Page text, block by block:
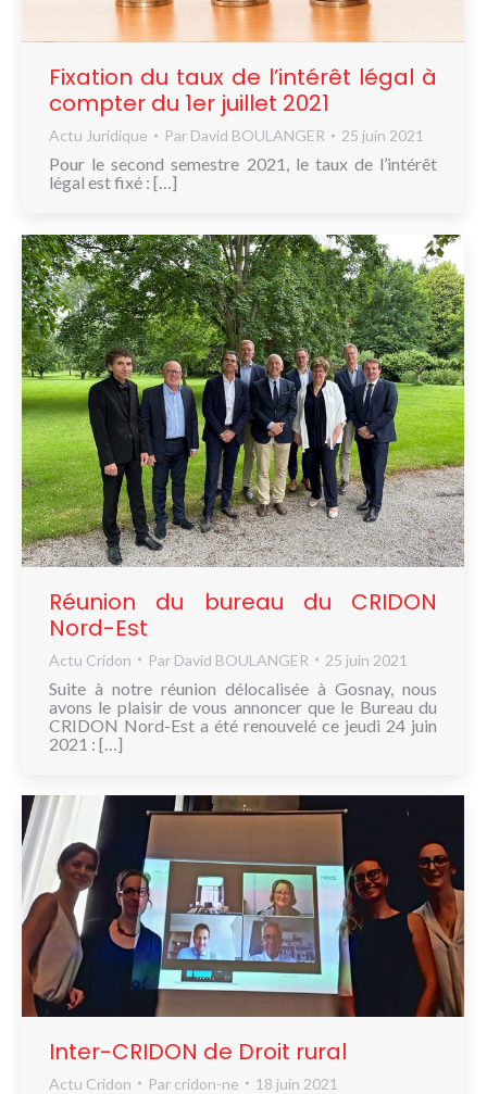
CONNAÎTRE
CONTACT
Fixation du taux de l’intérêt légal à
compter du 1er juillet 2021
Actu Juridique Par David BOULANGER 25 juin 2021
Pour le second semestre 2021, le taux de l’intérêt
légal est fixé : […]
Réunion du bureau du CRIDON
Nord-Est
Actu Cridon Par David BOULANGER 25 juin 2021
Suite à notre réunion délocalisée à Gosnay, nous
avons le plaisir de vous annoncer que le Bureau du
CRIDON Nord-Est a été renouvelé ce jeudi 24 juin
2021 : […]
Inter-CRIDON de Droit rural
Actu Cridon Par cridon-ne 18 juin 2021